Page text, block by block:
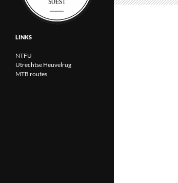
LINKS
NTFU
Utrechtse Heuvelrug
MTB routes